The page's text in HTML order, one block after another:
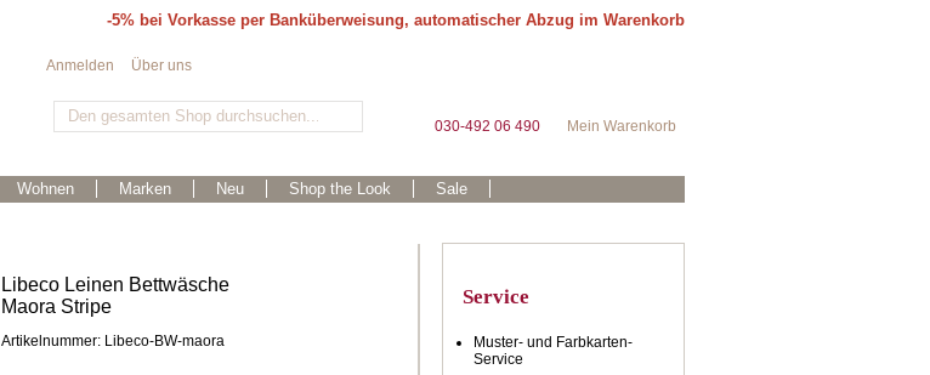
-5% bei Vorkasse per Banküberweisung, automatischer Abzug im Warenkorb
Mein Warenkorb
030-492 06 490
Wohnen Marken Neu Shop the Look Sale
Anmelden Über uns
Libeco Leinen Bettwäsche
Maora Stripe
Artikelnummer: Libeco-BW-maora
Service
Muster- und Farbkarten-
Service